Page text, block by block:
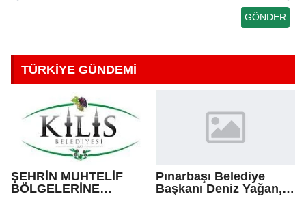
TÜRKİYE GÜNDEMİ
ŞEHRİN MUHTELİF
BÖLGELERİNE
Pınarbaşı Belediye
Başkanı Deniz Yağan,